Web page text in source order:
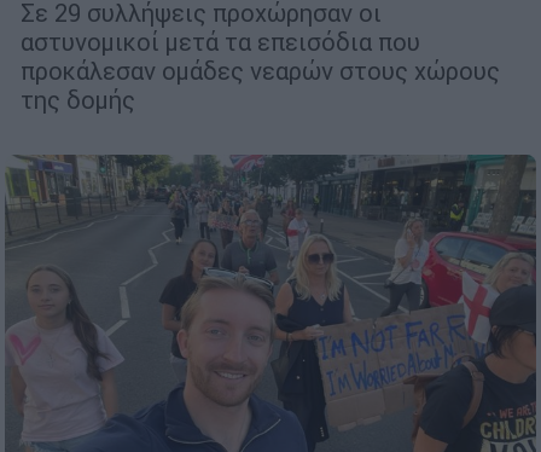
Σε 29 συλλήψεις προχώρησαν οι
αστυνομικοί μετά τα επεισόδια που
προκάλεσαν ομάδες νεαρών στους χώρους
της δομής